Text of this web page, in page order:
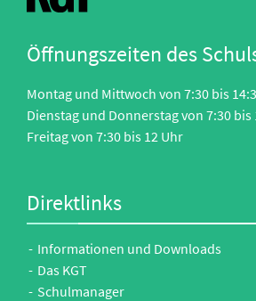
Öffnungszeiten des
Montag und Mittwoch von 7:30 bis
Dienstag und Donnerstag von 7:30 bis
Freitag von 7:30 bis 12 Uhr
Direktlinks
Informationen und Downloads
Das KGT
Schulmanager